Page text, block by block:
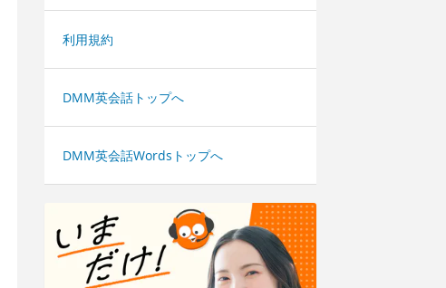
利用規約
DMM英会話トップへ
DMM英会話Wordsトップへ